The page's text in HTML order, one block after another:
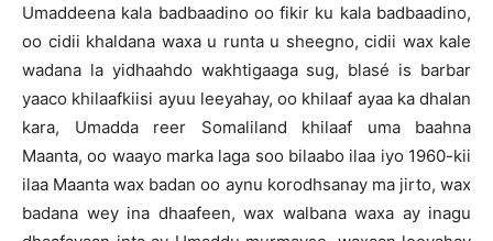
Umaddeena kala badbaadino oo fikir ku kala badbaadino,
oo cidii khaldana waxa u runta u sheegno, cidii wax kale
wadana la yidhaahdo wakhtigaaga sug, blasé is barbar
yaaco khilaafkiisi ayuu leeyahay, oo khilaaf ayaa ka dhalan
kara, Umadda reer Somaliland khilaaf uma baahna
Maanta, oo waayo marka laga soo bilaabo ilaa iyo 1960-kii
ilaa Maanta wax badan oo aynu korodhsanay ma jirto, wax
badana wey ina dhaafeen, wax walbana waxa ay inagu